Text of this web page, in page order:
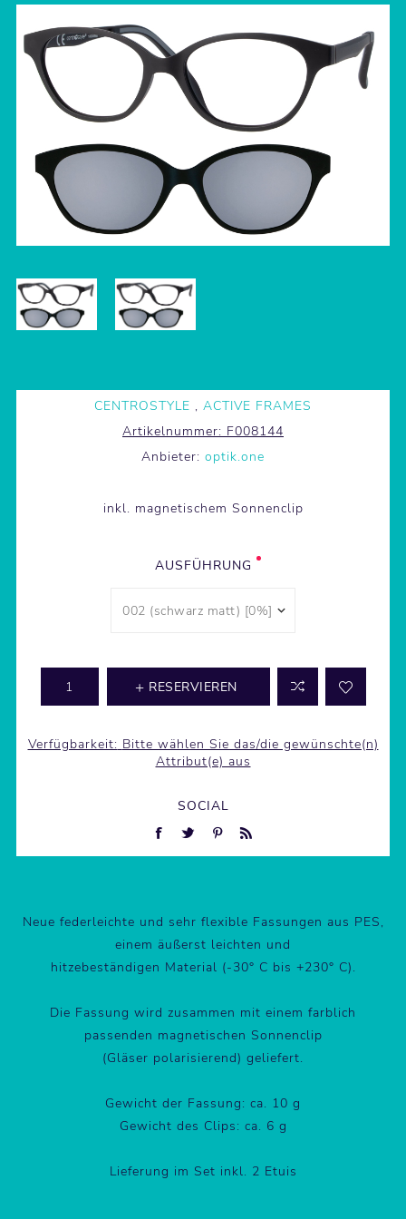
CENTROSTYLE , ACTIVE FRAMES
Artikelnummer: F008144
Anbieter: optik.one
inkl. magnetischem Sonnenclip
AUSFÜHRUNG
RESERVIEREN
Verfügbarkeit: Bitte wählen Sie das/die gewünschte(n)
Attribut(e) aus
SOCIAL
Neue federleichte und sehr flexible Fassungen aus PES,
einem äußerst leichten und
hitzebeständigen Material (-30° C bis +230° C).
Die Fassung wird zusammen mit einem farblich
passenden magnetischen Sonnenclip
(Gläser polarisierend) geliefert.
Gewicht der Fassung: ca. 10 g
Gewicht des Clips: ca. 6 g
Lieferung im Set inkl. 2 Etuis